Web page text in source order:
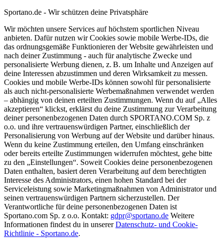
Sportano.de - Wir schützen deine Privatsphäre
Wir möchten unsere Services auf höchstem sportlichen Niveau
anbieten. Dafür nutzen wir Cookies sowie mobile Werbe-IDs, die
das ordnungsgemäße Funktionieren der Website gewährleisten und
nach deiner Zustimmung - auch für analytische Zwecke und
personalisierte Werbung dienen, z. B. um Inhalte und Anzeigen auf
deine Interessen abzustimmen und deren Wirksamkeit zu messen.
Cookies und mobile Werbe-IDs können sowohl für personalisierte
als auch nicht-personalisierte Werbemaßnahmen verwendet werden
– abhängig von deinen erteilten Zustimmungen. Wenn du auf „Alles
akzeptieren“ klickst, erklärst du deine Zustimmung zur Verarbeitung
deiner personenbezogenen Daten durch SPORTANO.COM Sp. z
o.o. und ihre vertrauenswürdigen Partner, einschließlich der
Personalisierung von Werbung auf der Website und darüber hinaus.
Wenn du keine Zustimmung erteilen, den Umfang einschränken
oder bereits erteilte Zustimmungen widerrufen möchtest, gehe bitte
zu den „Einstellungen“. Soweit Cookies deine personenbezogenen
Daten enthalten, basiert deren Verarbeitung auf dem berechtigten
Interesse des Administrators, einen hohen Standard bei der
Serviceleistung sowie Marketingmaßnahmen von Administrator und
seinen vertrauenswürdigen Partnern sicherzustellen. Der
Verantwortliche für deine personenbezogenen Daten ist
Sportano.com Sp. z o.o. Kontakt: gdpr@sportano.de Weitere
Informationen findest du in unsererDatenschutz- und Cookie-
Richtlinie - Sportano.de.